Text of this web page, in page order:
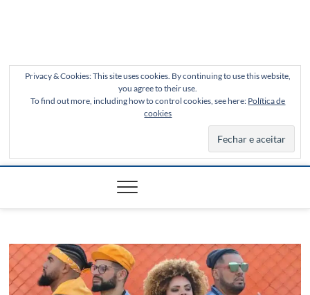
Privacy & Cookies: This site uses cookies. By continuing to use this website,
you agree to their use.
To find out more, including how to control cookies, see here: Política de
cookies